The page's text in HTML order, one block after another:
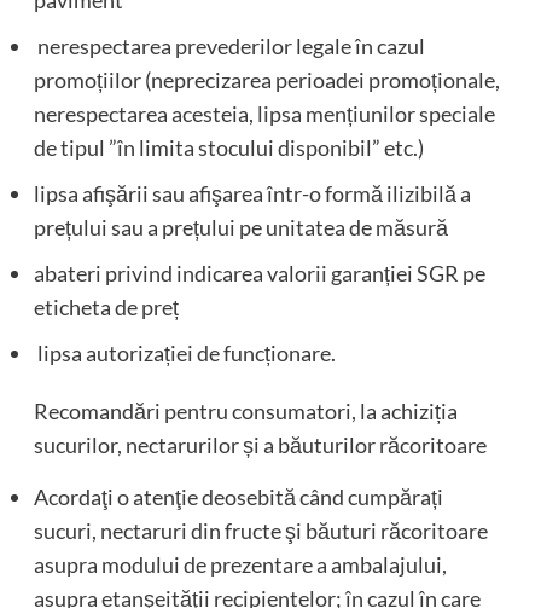
nerespectarea prevederilor legale în cazul
promoțiilor (neprecizarea perioadei promoționale,
nerespectarea acesteia, lipsa mențiunilor speciale
de tipul ”în limita stocului disponibil” etc.)
lipsa afişării sau afişarea într-o formă ilizibilă a
prețului sau a prețului pe unitatea de măsură
abateri privind indicarea valorii garanției SGR pe
eticheta de preț
lipsa autorizației de funcționare.
Recomandări pentru consumatori, la achiziția
sucurilor, nectarurilor și a băuturilor răcoritoare
Acordaţi o atenţie deosebită când cumpărați
sucuri, nectaruri din fructe şi băuturi răcoritoare
asupra modului de prezentare a ambalajului,
asupra etanşeităţii recipientelor; în cazul în care